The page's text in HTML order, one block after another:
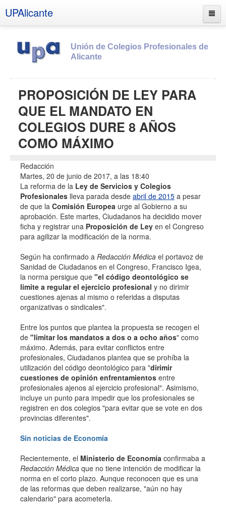
UPAlicante
Unión de Colegios Profesionales de
Alicante
Socios
Estatutos
Documentos
Boletines
UPSANA
PROA
Contacto
PROPOSICIÓN DE LEY PARA
QUE EL MANDATO EN
COLEGIOS DURE 8 AÑOS
COMO MÁXIMO
Redacción
Martes, 20 de junio de 2017, a las 18:40
La reforma de la Ley de Servicios y Colegios
Profesionales lleva parada desde abril de 2015 a pesar
de que la Comisión Europea urge al Gobierno a su
aprobación. Este martes, Ciudadanos ha decidido mover
ficha y registrar una Proposición de Ley en el Congreso
para agilizar la modificación de la norma.
Según ha confirmado a Redacción Médica el portavoz de
Sanidad de Ciudadanos en el Congreso, Francisco Igea,
la norma persigue que "el código deontológico se
limite a regular el ejercicio profesional y no dirimir
cuestiones ajenas al mismo o referidas a disputas
organizativas o sindicales".
Entre los puntos que plantea la propuesta se recogen el
de "limitar los mandatos a dos o a ocho años" como
máximo. Además, para evitar conflictos entre
profesionales, Ciudadanos plantea que se prohíba la
utilización del código deontológico para "dirimir
cuestiones de opinión enfrentamientos entre
profesionales ajenos al ejercicio profesional". Asimismo,
incluye un punto para impedir que los profesionales se
registren en dos colegios "para evitar que se vote en dos
provincias diferentes".
Sin noticias de Economía
Recientemente, el Ministerio de Economía confirmaba a
Redacción Médica que no tiene intención de modificar la
norma en el corto plazo. Aunque reconocen que es una
de las reformas que deben realizarse, "aún no hay
calendario" para acometerla.